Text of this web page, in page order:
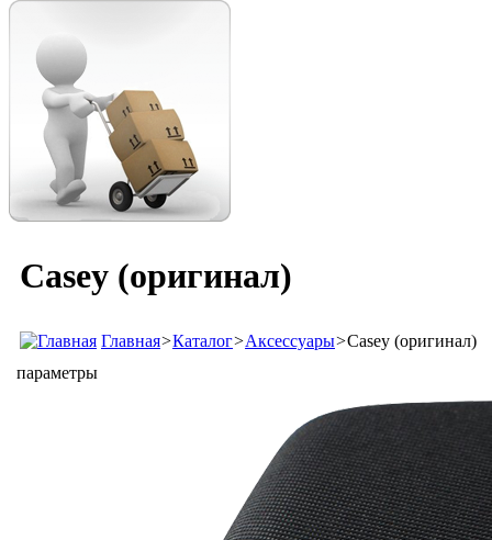
Casey (оригинал)
Главная>Каталог>Аксессуары>Casey (оригинал)
параметры